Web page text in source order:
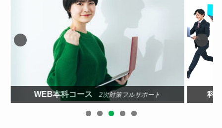
WEB本科コース 2次対策フルサポート 科